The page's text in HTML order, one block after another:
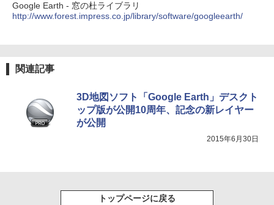
￥31,980
き、グラファイト
￥115,980
Google Earth - 窓の杜ライブラリ
http://www.forest.impress.co.jp/library/software/googleearth/
関連記事
3D地図ソフト「Google Earth」デスクト
ップ版が公開10周年、記念の新レイヤー
が公開
2015年6月30日
トップページに戻る